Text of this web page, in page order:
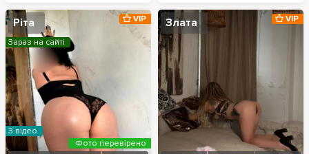
Ріта VIP
Зараз на сайті
З відео
Фото перевірено
Злата VIP